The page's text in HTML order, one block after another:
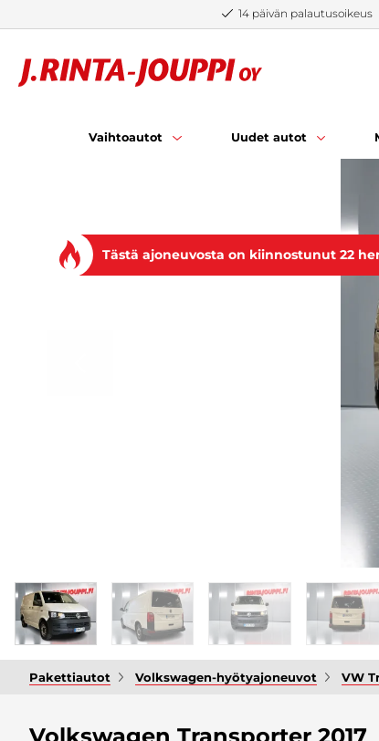
14 päivän palautusoikeus
Vaihtoautot Uudet autot
Tästä ajoneuvosta on kiinnostunut 22
Pakettiautot Volkswagen-hyötyajoneuvot VW
Volkswagen Transporter 2017